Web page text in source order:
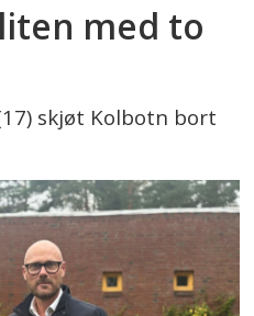
med to
skjøt Kolbotn bort